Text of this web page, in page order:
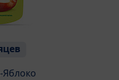
Яблоко